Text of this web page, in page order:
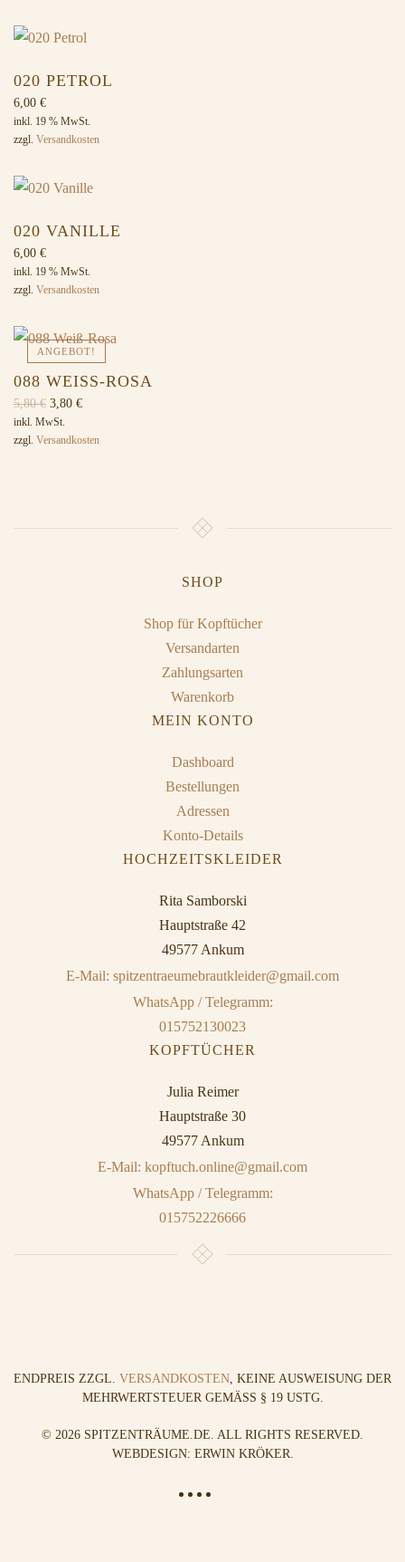
020 PETROL
6,00 €
inkl. 19 % MwSt.
zzgl. Versandkosten
020 VANILLE
6,00 €
inkl. 19 % MwSt.
zzgl. Versandkosten
ANGEBOT!
088 WEISS-ROSA
5,80€ Ursprünglicher
Preis
war:
3,80 €Aktueller
ist:
inkl. MwSt.
zzgl. Versandkosten
SHOP
Shop für Kopftücher
Versandarten
Zahlungsarten
Warenkorb
MEIN KONTO
Dashboard
Bestellungen
Adressen
Konto-Details
HOCHZEITSKLEIDER
Rita Samborski
Hauptstraße 42
49577 Ankum
E-Mail: spitzentraeumebrautkleider@gmail.com
WhatsApp / Telegramm:
015752130023
KOPFTÜCHER
Julia Reimer
Hauptstraße 30
49577 Ankum
E-Mail: kopftuch.online@gmail.com
WhatsApp / Telegramm:
015752226666
ENDPREIS ZZGL. VERSANDKOSTEN, KEINE AUSWEISUNG DER
MEHRWERTSTEUER GEMÄSS § 19 USTG.
© 2026 SPITZENTRÄUME.DE. ALL RIGHTS RESERVED.
WEBDESIGN: ERWIN KRÖKER.